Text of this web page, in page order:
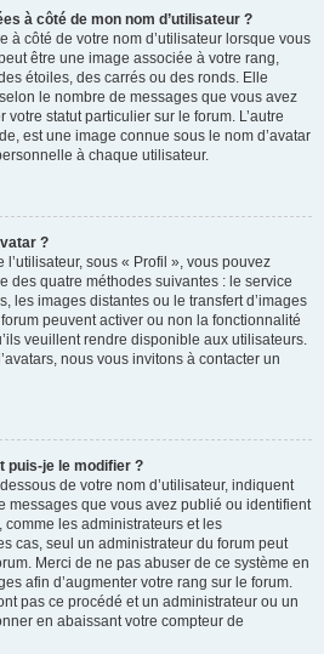
à côté de mon nom d’utilisateur ?
à côté de votre nom d’utilisateur lorsque vous
être une image associée à votre rang,
étoiles, des carrés ou des ronds. Elle
le nombre de messages que vous avez
statut particulier sur le forum. L’autre
est une image connue sous le nom d’avatar
à chaque utilisateur.
?
sous « Profil », vous pouvez
des quatre méthodes suivantes : le service
les images distantes ou le transfert d’images
peuvent activer ou non la fonctionnalité
veuillent rendre disponible aux utilisateurs.
nous vous invitons à contacter un
puis-je le modifier ?
de votre nom d’utilisateur, indiquent
messages que vous avez publié ou identifient
les administrateurs et les
cas, seul un administrateur du forum peut
Merci de ne pas abuser de ce système en
afin d’augmenter votre rang sur le forum.
pas ce procédé et un administrateur ou un
en abaissant votre compteur de